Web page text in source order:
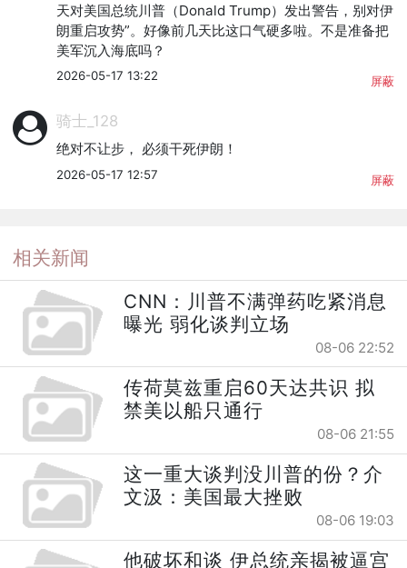
天对美国总统川普（Donald Trump）发出警告，别对伊
朗重启攻势”。好像前几天比这口气硬多啦。不是准备把
美军沉入海底吗？
2026-05-17 13:22 屏蔽
骑士_128
绝对不让步， 必须干死伊朗！
2026-05-17 12:57 屏蔽
相关新闻
CNN：川普不满弹药吃紧消息
曝光 弱化谈判立场
08-06 22:52
传荷莫兹重启60天达共识 拟
禁美以船只通行
08-06 21:55
这一重大谈判没川普的份？介
文汲：美国最大挫败
08-06 19:03
他破坏和谈 伊总统亲揭被逼宫